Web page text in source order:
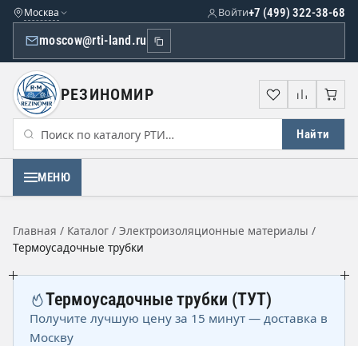
Москва
moscow@rti-land.ru
+7 (499) 322-38-68
Войти
РЕЗИНОМИР
Найти
Избранное
МЕНЮ
Главная / Каталог / Электроизоляционные материалы /
Термоусадочные трубки
Термоусадочные трубки (ТУТ)
Получите лучшую цену за 15 минут — доставка в
Москву